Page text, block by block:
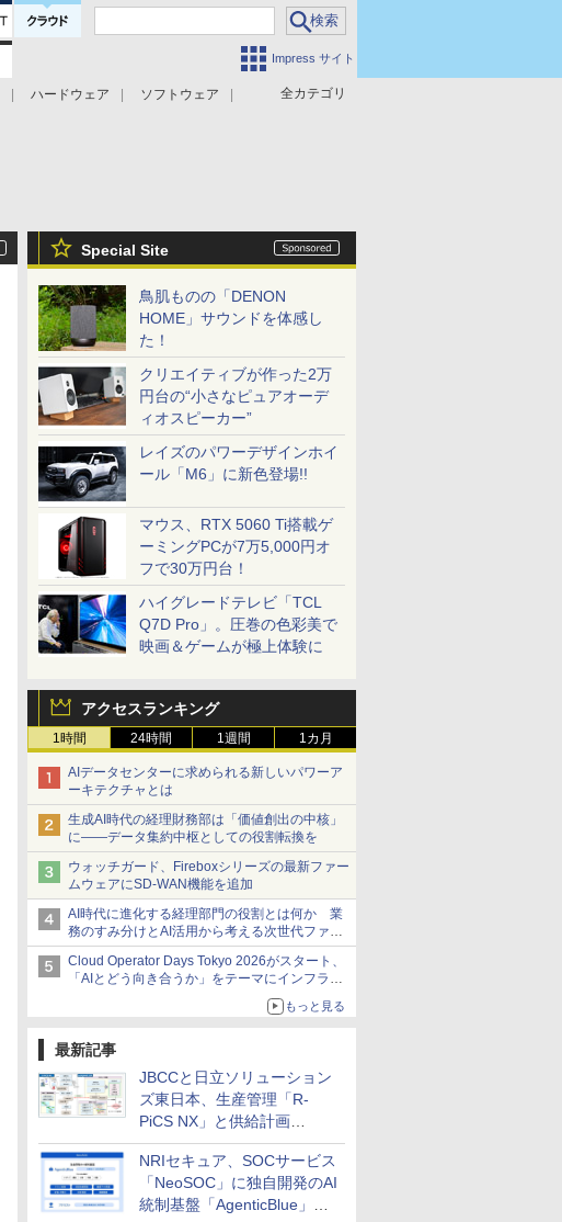
Impress サイト
全カテゴリ
ハードウェア
ソフトウェア
Special Site
鳥肌ものの「DENON
HOME」サウンドを体感し
た！
クリエイティブが作った2万
円台の“小さなピュアオーデ
ィオスピーカー”
レイズのパワーデザインホイ
ール「M6」に新色登場!!
マウス、RTX 5060 Ti搭載ゲ
ーミングPCが7万5,000円オ
フで30万円台！
ハイグレードテレビ「TCL
Q7D Pro」。圧巻の色彩美で
映画＆ゲームが極上体験に
アクセスランキング
1時間 24時間 1週間 1カ月
AIデータセンターに求められる新しいパワーア
ーキテクチャとは
生成AI時代の経理財務部は「価値創出の中核」
に――データ集約中枢としての役割転換を
ウォッチガード、Fireboxシリーズの最新ファー
ムウェアにSD-WAN機能を追加
AI時代に進化する経理部門の役割とは何か 業
務のすみ分けとAI活用から考える次世代ファイ
ナンス戦略
Cloud Operator Days Tokyo 2026がスタート、
「AIとどう向き合うか」をテーマにインフラ運
もっと見る
最新記事
JBCCと日立ソリューション
ズ東日本、生産管理「R-
PiCS NX」と供給計画
「scSQUARE ISP」の連携サ
ービスを提供開始
NRIセキュア、SOCサービス
「NeoSOC」に独自開発のAI
統制基盤「AgenticBlue」を